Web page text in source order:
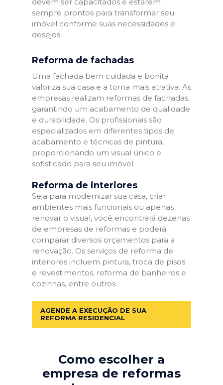
sempre prontos para transformar seu
imóvel conforme suas necessidades e
desejos.
Reforma de fachadas
Uma fachada bem cuidada e bonita
valoriza sua casa e a torna mais atrativa. As
empresas realizam reformas de fachadas,
garantindo um acabamento de qualidade
e durabilidade. Os profissionais são
especializados em diferentes tipos de
acabamento e técnicas de pintura,
proporcionando um visual único e
sofisticado para seu imóvel.
Reforma de interiores
Seja para modernizar sua casa, criar
ambientes mais funcionais ou apenas
renovar o visual, você encontrará dezenas
de empresas de reformas e poderá
comparar diversos orçamentos para a
renovação. Os serviços de reforma de
interiores incluem pintura, troca de pisos
e revestimentos, reforma de banheiros e
cozinhas, entre outros.
AGENDE A EXECUÇÃO DE SUA
REFORMA RESIDENCIAL
Como escolher a
empresa de reformas